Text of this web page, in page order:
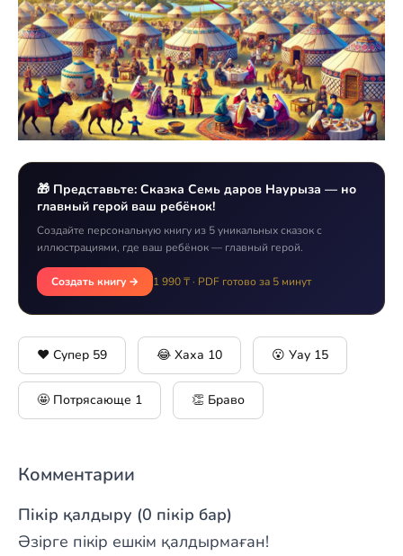
🎁 Представьте: Сказка Семь даров Наурыза — но
главный герой ваш ребёнок!
Создайте персональную книгу из 5 уникальных сказок с
иллюстрациями, где ваш ребёнок — главный герой.
Создать книгу → 1 990 ₸ · PDF готово за 5 минут
❤️ Супер 59 😂 Хаха 10 😮 Уау 15
🤩 Потрясающе 1 👏 Браво
Комментарии
Пікір қалдыру (0 пікір бар)
Әзірге пікір ешкім қалдырмаған!